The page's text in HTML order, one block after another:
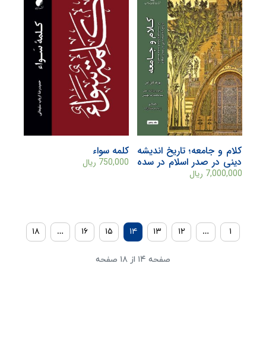
کلام و جامعه؛ تاریخ اندیشه
دینی در صدر اسلام در سده
های دوم و سوم هجری
7,000,000 ریال
کلمه سواء
750,000 ریال
صفحه ۱۴ از ۱۸ صفحه
۱ … ۱۲ ۱۳ ۱۴ ۱۵ ۱۶ … ۱۸